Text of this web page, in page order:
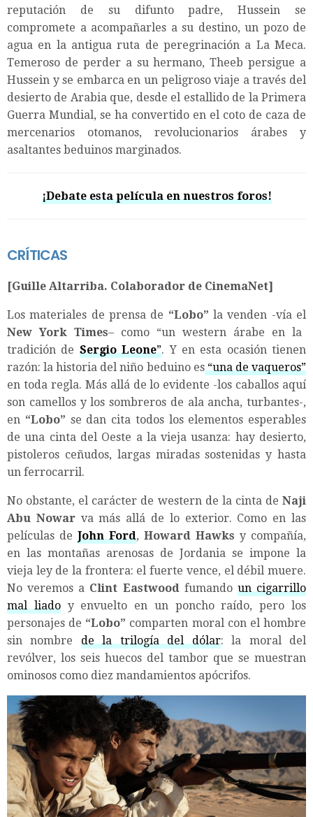
reputación de su difunto padre, Hussein se
compromete a acompañarles a su destino, un pozo de
agua en la antigua ruta de peregrinación a La Meca.
Temeroso de perder a su hermano, Theeb persigue a
Hussein y se embarca en un peligroso viaje a través del
desierto de Arabia que, desde el estallido de la Primera
Guerra Mundial, se ha convertido en el coto de caza de
mercenarios otomanos, revolucionarios árabes y
asaltantes beduinos marginados.
¡Debate esta película en nuestros foros!
CRÍTICAS
[Guille Altarriba. Colaborador de CinemaNet]
Los materiales de prensa de “Lobo” la venden -vía el
New York Times– como “un western árabe en la
tradición de Sergio Leone”. Y en esta ocasión tienen
razón: la historia del niño beduino es“una de vaqueros”
en toda regla. Más allá de lo evidente -los caballos aquí
son camellos y los sombreros de ala ancha, turbantes-,
en “Lobo” se dan cita todos los elementos esperables
de una cinta del Oeste a la vieja usanza: hay desierto,
pistoleros ceñudos, largas miradas sostenidas y hasta
un ferrocarril.
No obstante, el carácter de western de la cinta de Naji
Abu Nowarva más allá de lo exterior. Como en las
películas de John Ford, Howard Hawks y compañía,
en las montañas arenosas de Jordania se impone la
vieja ley de la frontera: el fuerte vence, el débil muere.
No veremos a Clint Eastwood fumando un cigarrillo
mal liadoy envuelto en un poncho raído, pero los
personajes de “Lobo” comparten moral con el hombre
sin nombre de la trilogía del dólar: la moral del
revólver, los seis huecos del tambor que se muestran
ominosos como diez mandamientos apócrifos.